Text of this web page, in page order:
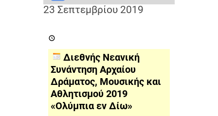
n
y
a
23 Σεπτεμβρίου 2019
Νεανική
Αρχαίου
Δράματος,
Μουσικής
και
Αθλητισμού
2019
«Ολύμπια
Δίω»
Διεθνής Νεανική
Συνάντηση Αρχαίου
Δράματος, Μουσικής και
Αθλητισμού 2019
«Ολύμπια εν Δίω»